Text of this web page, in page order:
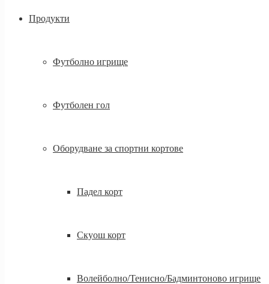
Продукти
Футболно игрище
Футболен гол
Оборудване за спортни кортове
Падел корт
Скуош корт
Волейболно/Тенисно/Бадминтоново игрище